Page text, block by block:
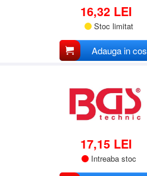
16,32 LEI
Stoc limitat
Adauga in cos
17,15 LEI
Intreaba stoc